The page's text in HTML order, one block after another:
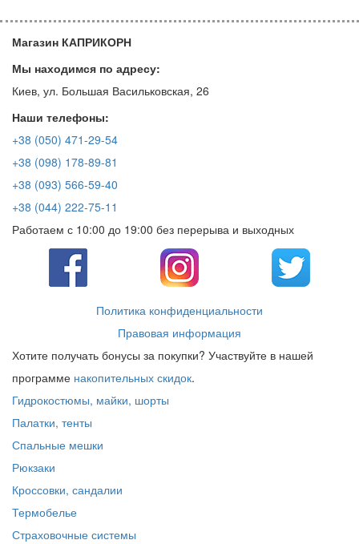
Магазин КАПРИКОРН
Мы находимся по адресу:
Киев, ул. Большая Васильковская, 26
Наши телефоны:
+38 (050) 471-29-54
+38 (098) 178-89-81
+38 (093) 566-59-40
+38 (044) 222-75-11
Работаем с 10:00 до 19:00 без перерыва и выходных
Политика конфиденциальности
Правовая информация
Хотите получать бонусы за покупки? Участвуйте в нашей
программе накопительных скидок.
Гидрокостюмы, майки, шорты
Палатки, тенты
Спальные мешки
Рюкзаки
Кроссовки, сандалии
Термобелье
Страховочные системы